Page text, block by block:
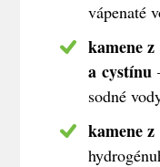
vápenaté
kamene
a cystínu
sodné
kamene